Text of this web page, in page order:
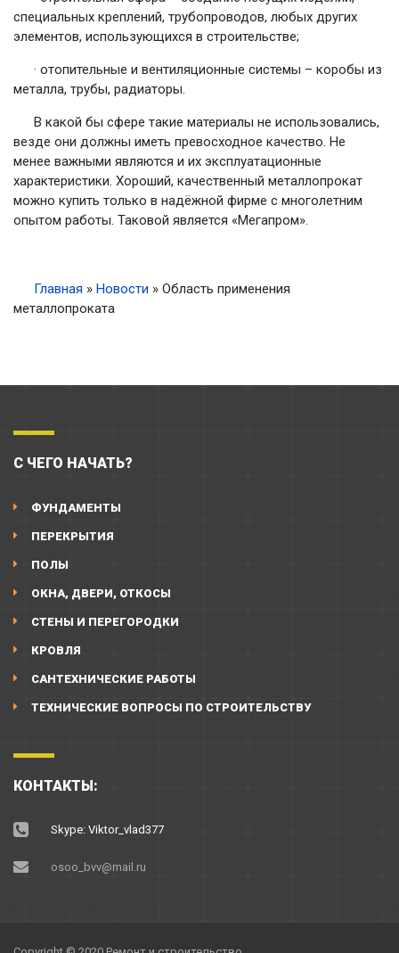
специальных креплений, трубопроводов, любых других
элементов, использующихся в строительстве;
· отопительные и вентиляционные системы – коробы из
металла, трубы, радиаторы.
В какой бы сфере такие материалы не использовались,
везде они должны иметь превосходное качество. Не
менее важными являются и их эксплуатационные
характеристики. Хороший, качественный металлопрокат
можно купить только в надёжной фирме с многолетним
опытом работы. Таковой является «Мегапром».
Главная » Новости » Область применения
металлопроката
С ЧЕГО НАЧАТЬ?
ФУНДАМЕНТЫ
ПЕРЕКРЫТИЯ
ПОЛЫ
ОКНА, ДВЕРИ, ОТКОСЫ
СТЕНЫ И ПЕРЕГОРОДКИ
КРОВЛЯ
САНТЕХНИЧЕСКИЕ РАБОТЫ
ТЕХНИЧЕСКИЕ ВОПРОСЫ ПО СТРОИТЕЛЬСТВУ
КОНТАКТЫ:
Skype: Viktor_vlad377
osoo_bvv@mail.ru